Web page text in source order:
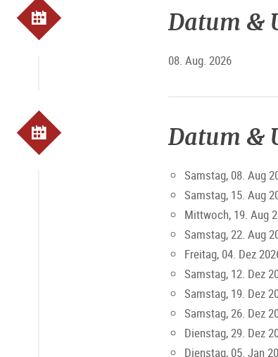
Datum &
08. Aug. 2026
Datum &
Samstag, 08. Aug
Samstag, 15. Aug
Mittwoch, 19. Aug
Samstag, 22. Aug
Freitag, 04. Dez
Samstag, 12. Dez
Samstag, 19. Dez
Samstag, 26. Dez
Dienstag, 29. Dez
Dienstag, 05. Jan